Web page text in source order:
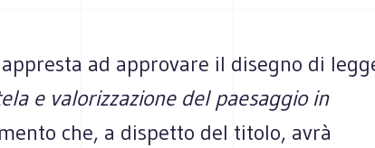
ad approvare il disegno di
e valorizzazione del paesaggio in
che, a dispetto del titolo, avrà